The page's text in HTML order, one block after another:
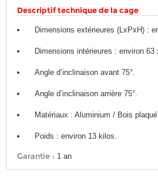
Descriptif technique de la cage
Dimensions extérieures (LxPxH) :
Dimensions intérieures : environ
Angle d’inclinaison avant 75°.
Angle d’inclinaison arrière 75°.
Matériaux : Aluminium / Bois
Poids : environ 13 kilos.
Garantie : 1 an